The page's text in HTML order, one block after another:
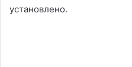
установлено.